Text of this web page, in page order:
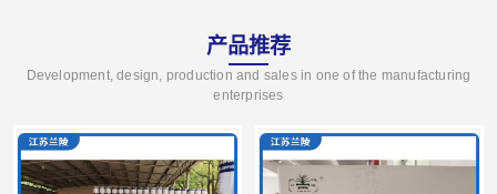
产品推荐
Development, design, production and sales in one of the manufacturing
enterprises